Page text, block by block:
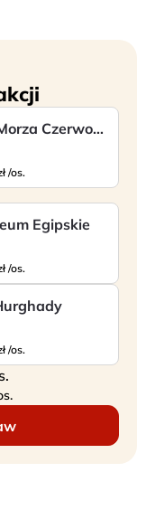
jest transfer
jeśli chcesz
morza i
wakacji.
mogą ulec
Podwodny świat Morza Czerwonego
/os.
Egipskie
/os.
/os.